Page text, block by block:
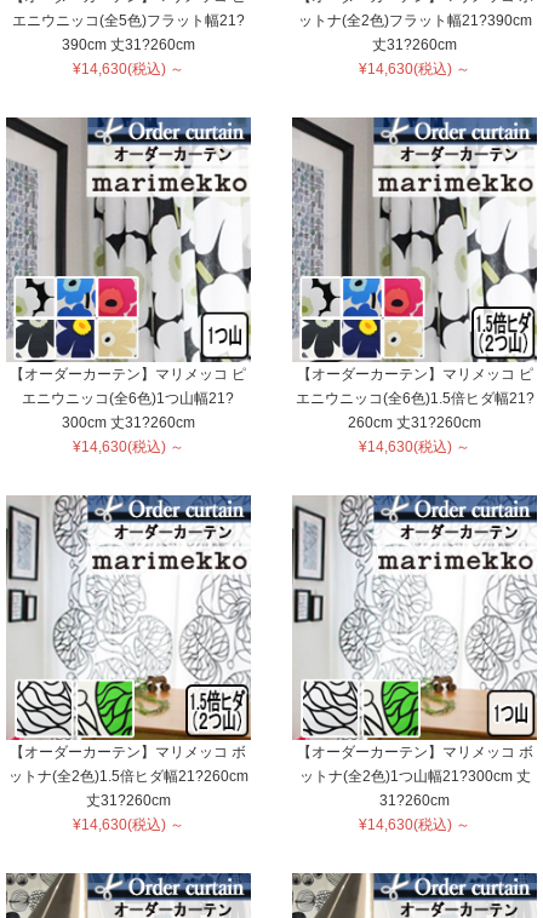
エニウニッコ(全5色)フラット幅21?
390cm 丈31?260cm
¥14,630(税込) ～
ットナ(全2色)フラット幅21?390cm
丈31?260cm
¥14,630(税込) ～
【オーダーカーテン】マリメッコ ピ
エニウニッコ(全6色)1つ山幅21?
300cm 丈31?260cm
¥14,630(税込) ～
【オーダーカーテン】マリメッコ ピ
エニウニッコ(全6色)1.5倍ヒダ幅21?
260cm 丈31?260cm
¥14,630(税込) ～
【オーダーカーテン】マリメッコ ボ
ットナ(全2色)1.5倍ヒダ幅21?260cm
丈31?260cm
¥14,630(税込) ～
【オーダーカーテン】マリメッコ ボ
ットナ(全2色)1つ山幅21?300cm 丈
31?260cm
¥14,630(税込) ～